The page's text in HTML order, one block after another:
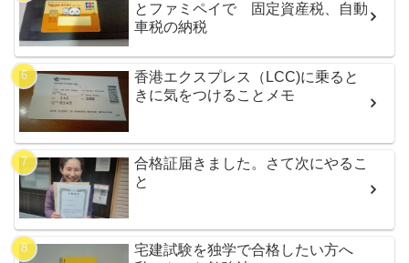
とファミペイで 固定資産税、自動
車税の納税
香港エクスプレス（LCC)に乗ると
きに気をつけることメモ
合格証届きました。さて次にやるこ
と
宅建試験を独学で合格したい方へ